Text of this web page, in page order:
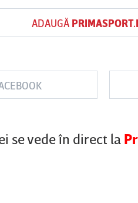
ADAUGĂ
se vede în direct la
Sepsi OSK Sf
Vs